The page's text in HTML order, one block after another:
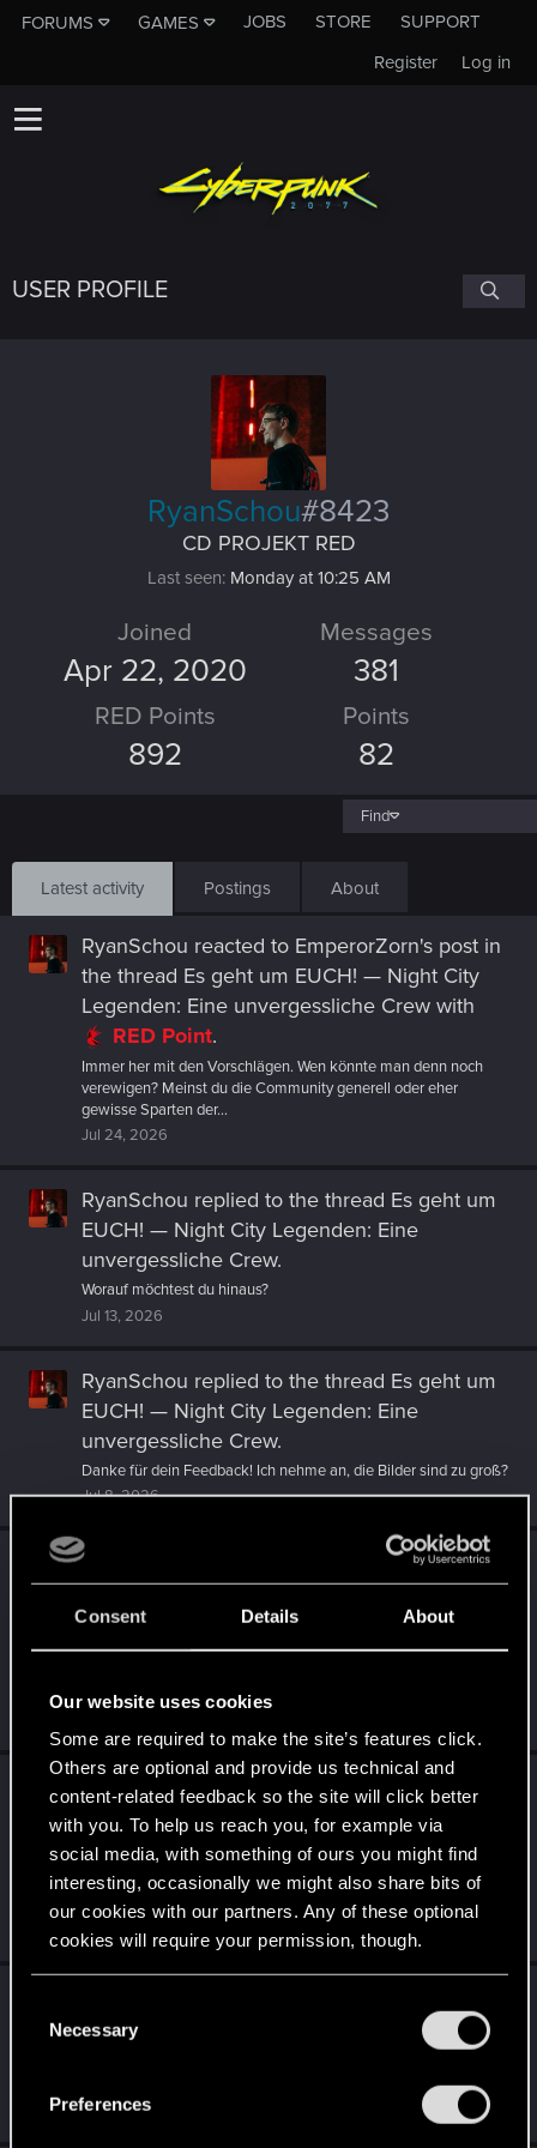
Consent Details About
Our website uses cookies
Some are required to make the site’s features click.
Others are optional and provide us technical and
content-related feedback so the site will click better
with you. To help us reach you, for example via
social media, with something of ours you might find
interesting, occasionally we might also share bits of
our cookies with our partners. Any of these optional
cookies will require your permission, though.
and tweak your preferences regarding them in the
Necessary
Preferences
FORUMS GAMES JOBS STORE
SUPPORT
Log in
Register
USER PROFILE
RyanSchou#8423
CD PROJEKT RED
Last seen Monday at 10:25 AM
Joined
Apr 22, 2020
Messages
381
RED Points
892
Points
82
Find
Latest activity Postings About
RyanSchou reacted to EmperorZorn's post in
the thread Es geht um EUCH! — Night City
Legenden: Eine unvergessliche Crew with
RED Point.
Immer her mit den Vorschlägen. Wen könnte man denn noch
verewigen? Meinst du die Community generell oder eher
gewisse Sparten der...
Jul 24, 2026
RyanSchou replied to the thread Es geht um
EUCH! — Night City Legenden: Eine
unvergessliche Crew.
Worauf möchtest du hinaus?
Jul 13, 2026
RyanSchou replied to the thread Es geht um
EUCH! — Night City Legenden: Eine
unvergessliche Crew.
Danke für dein Feedback! Ich nehme an, die Bilder sind zu groß?
Jul 8, 2026
RyanSchou
Es geht um
EUCH! — Night City Legenden: Eine
unvergessliche Crewin NEUIGKEITEN.
Um in Night City zu überleben, brauchst du jemanden, der dir
eine...
RyanSchou reacted toLotherien's post
in the
thread REDstreams — The Witcher 3: Blood
and Wine 10-jähriges Jubiläum!with
RED Point.
Na dann! In-Game-Footage
Jun 1, 2026
Ankündigung: The Witcher 3: Wild Hunt -
Jun 1, 2026